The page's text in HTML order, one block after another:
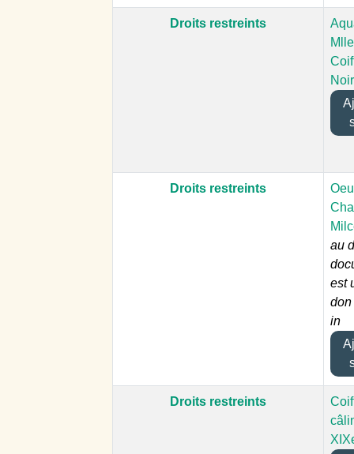
Droits restreints
Droits restreints
au
est
don
in
Droits restreints